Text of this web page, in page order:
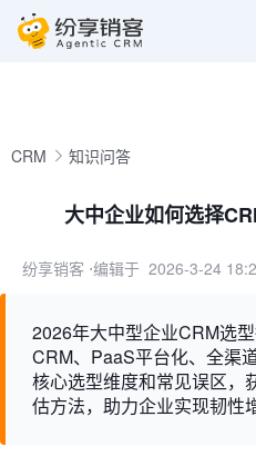
CRM 知识问答
大中企业如何选择
纷享销客 ⋅编辑于 2026-3-24
2026年大中型企业CRM选
CRM、PaaS平台化、全渠
核心选型维度和常见误区，
估方法，助力企业实现韧性